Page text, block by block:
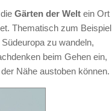
Gärten der Welt ein Ort
Thematisch zum Beispiel
zu wandeln,
beim Gehen ein,
Nähe austoben können.